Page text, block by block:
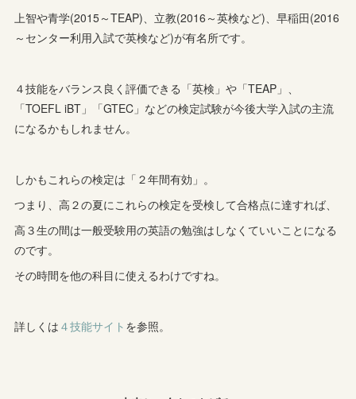
上智や青学(2015～TEAP)、立教(2016～英検など)、早稲田(2016
～センター利用入試で英検など)が有名所です。
４技能をバランス良く評価できる「英検」や「TEAP」、
「TOEFL iBT」「GTEC」などの検定試験が今後大学入試の主流
になるかもしれません。
しかもこれらの検定は「２年間有効」。
つまり、高２の夏にこれらの検定を受検して合格点に達すれば、
高３生の間は一般受験用の英語の勉強はしなくていいことになる
のです。
その時間を他の科目に使えるわけですね。
詳しくは ４技能サイト を参照。